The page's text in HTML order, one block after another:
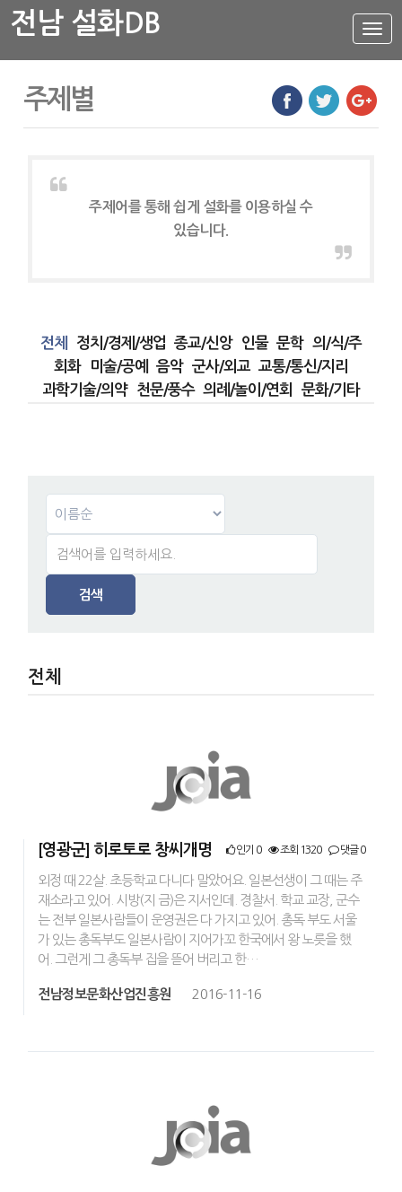
설
화
메
전남 설화DB
설화DB
통합검색
주제별
주제어를 통해 쉽게 설화를 이용하실 수
있습니다.
전체 정치/경제/생업 종교/신앙 인물 문학 의/식/주
회화
미술/공예 음악 군사/외교 교통/통신/지리
과학기술/의약
천문/풍수 의례/놀이/연회 문화/기타
검색
전체
[영광군] 히로토로 창씨개명 인기 0 조회 1320 댓글 0
외정 때 22살. 초등학교 다니다 말았어요. 일본선생이 그 때는 주
재소라고 있어. 시방(지 금)은 지서인데. 경찰서. 학교 교장, 군수
는 전부 일본사람들이 운영권은 다 가지고 있어. 총독 부도 서울
가 있는 총독부도 일본사람이 지어가꼬 한국에서 왕 노릇을 했
어. 그런게 그 총독부 집을 뜯어 버리고 한…
전남정보문화산업진흥원 2016-11-16